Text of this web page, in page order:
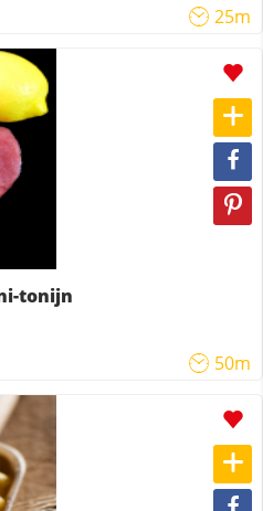
25m
tonijn
50m